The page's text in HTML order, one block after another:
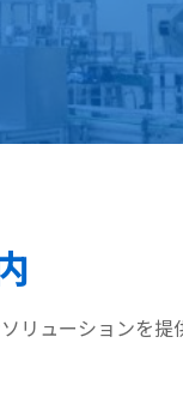
リューションを提